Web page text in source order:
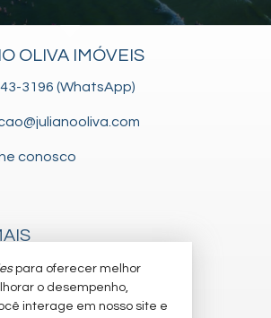
OLIVA IMÓVEIS
3196 (WhatsApp)
conosco
nosso newsletter
seu imóvel
para oferecer melhor
o desempenho,
interage em nosso site e